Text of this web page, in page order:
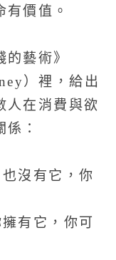
價值。
藝術》
）裡，給出
人在消費與欲
：
沒有它，你
有它，你可